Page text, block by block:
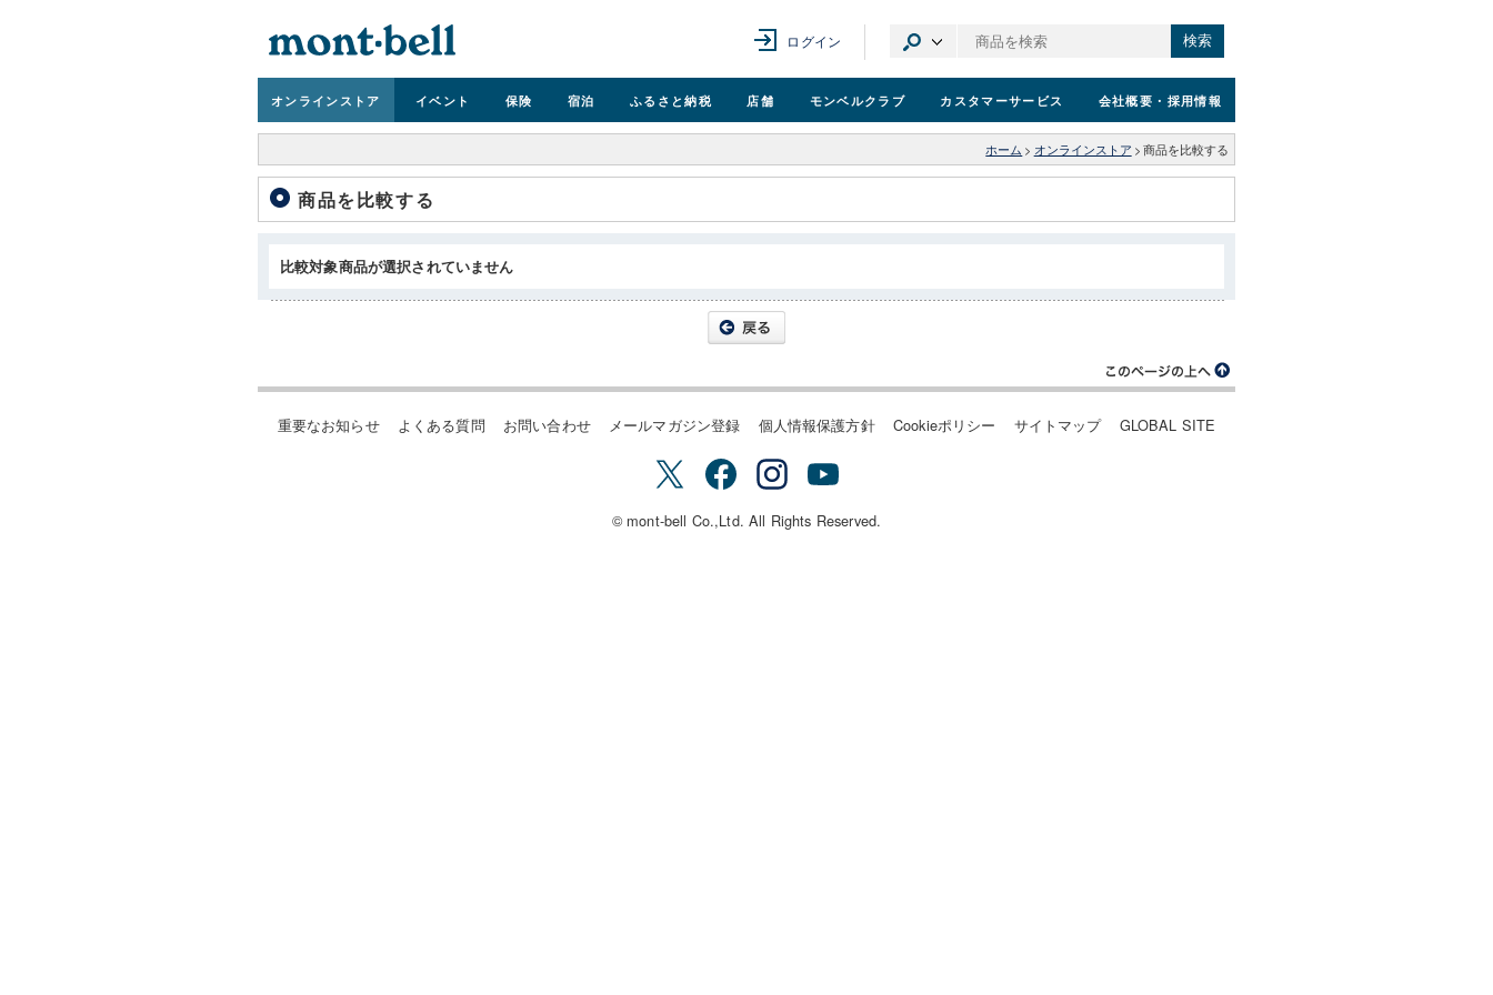
ログイン 検索
オンラインストア イベント 保険 宿泊 ふるさと納税 店舗 モンベルクラブ カスタマーサービス 会社概要 ・採用情報
ホーム > オンラインストア > 商品を比較する
商品を比較する
比較対象商品が選択されていません
重要なお知らせ よくある質問 お問い合わせ メールマガジン登録 個人情報保護方針 Cookieポリシー サイトマップ GLOBAL SITE
© mont-bell Co.,Ltd. All Rights Reserved.